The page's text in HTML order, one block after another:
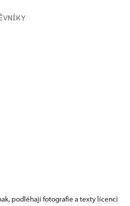
podléhají fotografie a texty licenci